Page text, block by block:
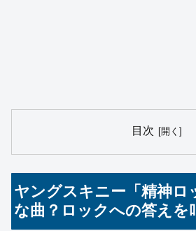
目次
ヤングスキニー「精神ロ
な曲？ロックへの答えを